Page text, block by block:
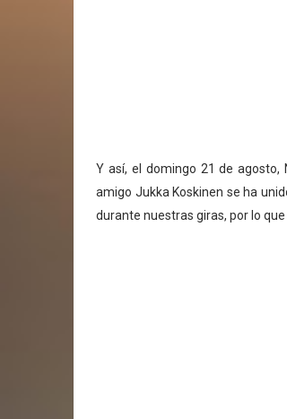
Y así, el domingo 21 de agosto,
amigo Jukka Koskinen se ha
durante nuestras giras, por lo